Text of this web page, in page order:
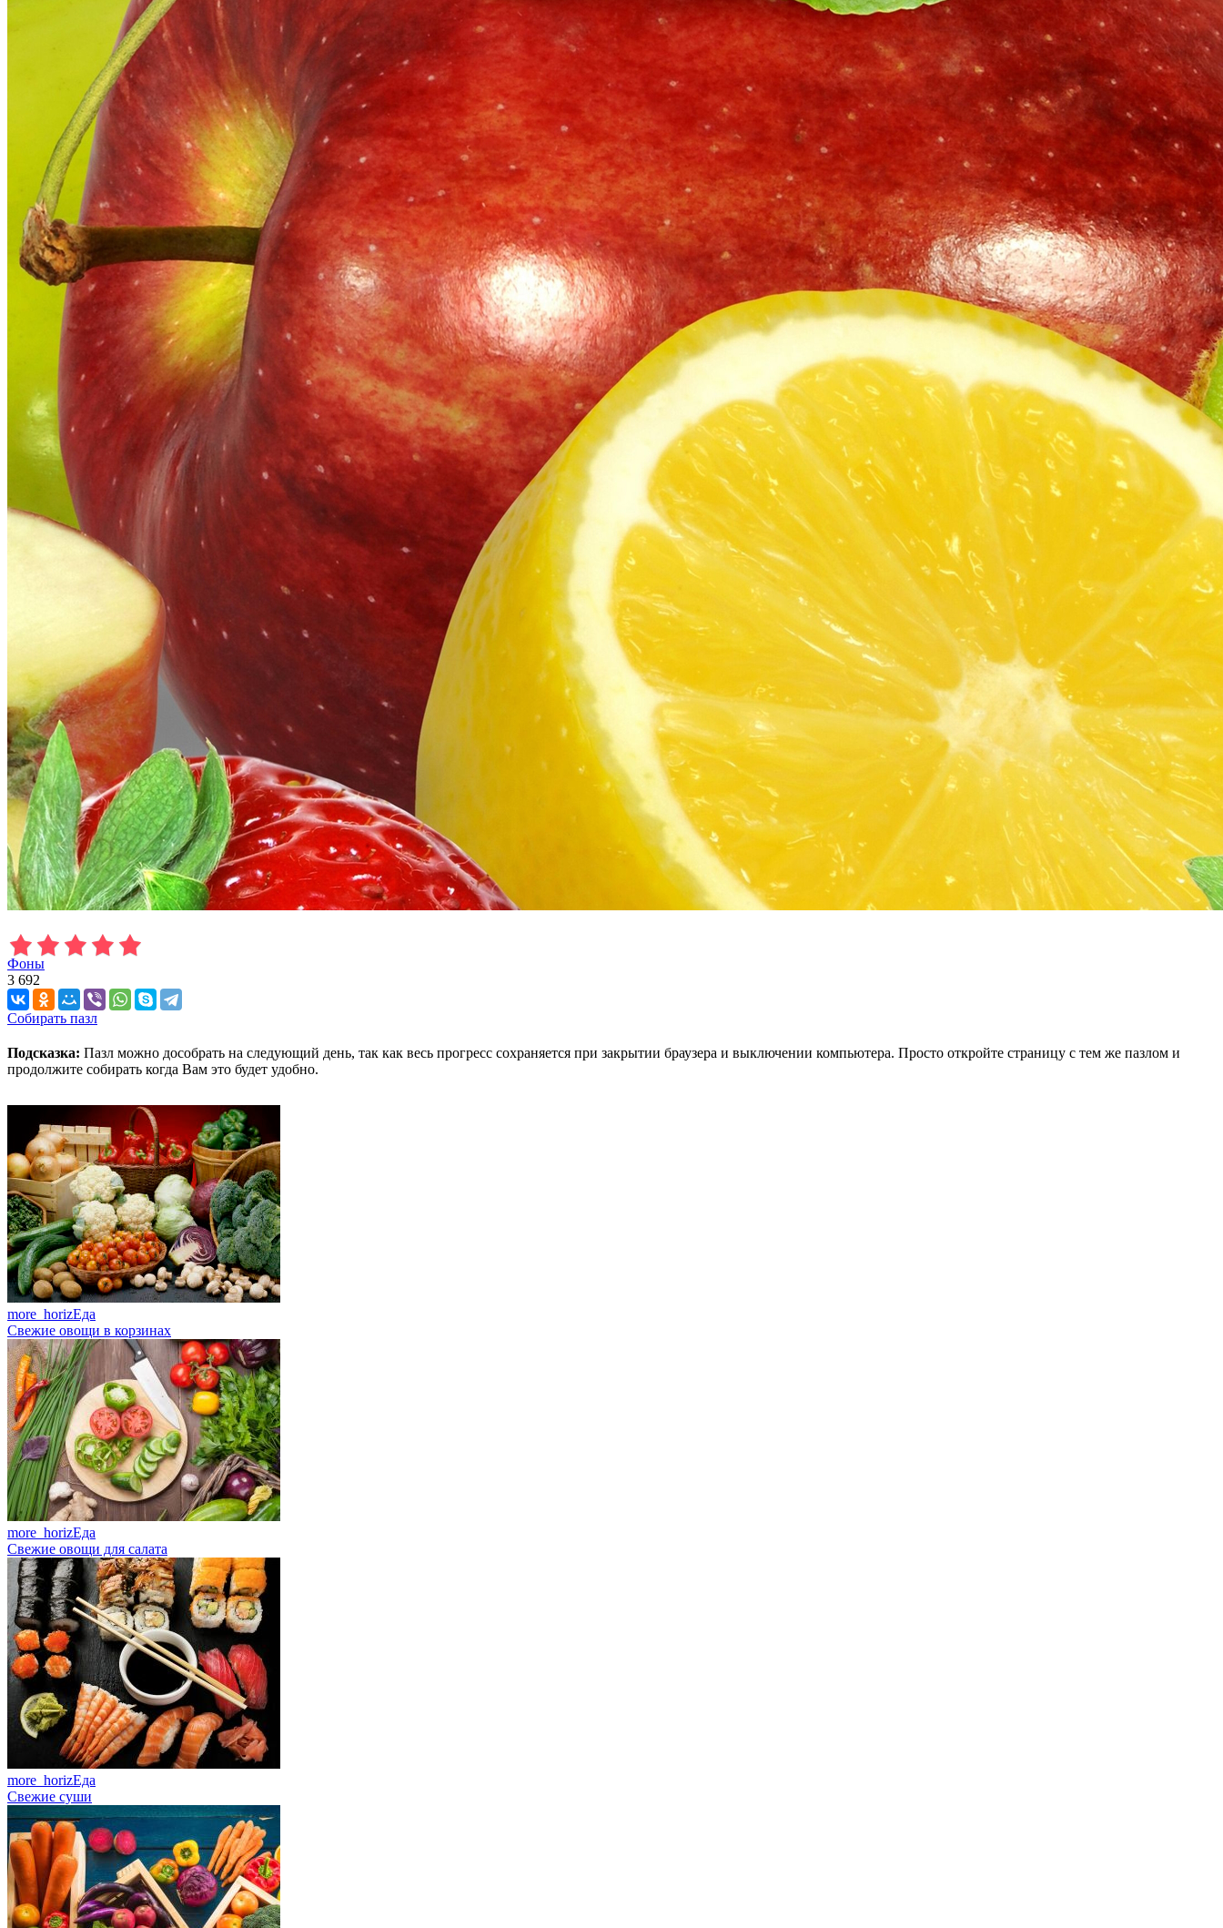
Фоны
3 692
Собирать пазл
Подсказка: Пазл можно дособрать на следующий день, так как весь прогресс сохраняется при закрытии браузера и выключении компьютера. Просто откройте страницу с тем же пазлом и
продолжите собирать когда Вам это будет удобно.
more_horizЕда
Свежие овощи в корзинах
more_horizЕда
Свежие овощи для салата
more_horizЕда
Свежие суши